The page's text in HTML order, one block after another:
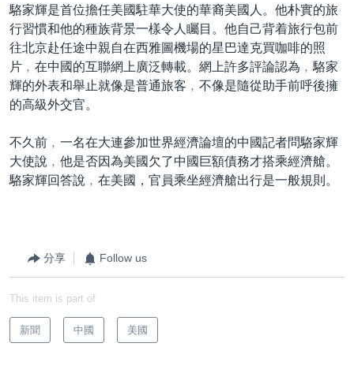
駱家輝是首位擔任美國駐華大使的華裔美國人。他朴實的旅
行習慣和他的種族背景一樣令人矚目。他自己背着旅行包前
往北京赴任途中親自在西雅圖機場的星巴達克買咖啡的照
片﹐在中國的互聯網上廣泛轉載。網上許多評論認為﹐駱家
輝的外表和舉止就像是普通旅客﹐不像是隨從助手前呼後擁
的高級外交官。
不久前﹐一名在大連參加世界經濟論壇的中國記者問駱家輝
大使說﹐他是否因為美國欠了中國巨額債務才搭乘經濟艙。
駱家輝回答說﹐在美國，官員乘坐經濟艙出行是一般規則。
分享 Follow us
This item is part of
新聞 中國 美國